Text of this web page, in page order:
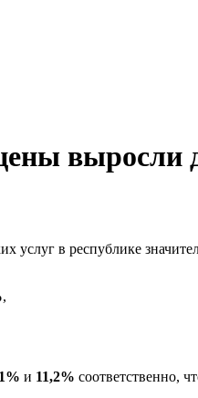
выросли
услуг в республике
,
и 11,2% соответственно,